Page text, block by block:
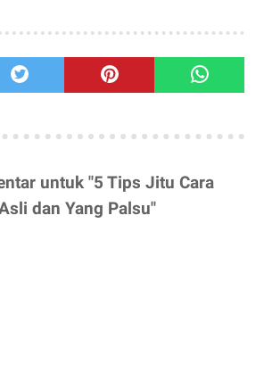
untuk "5 Tips Jitu Cara
dan Yang Palsu"